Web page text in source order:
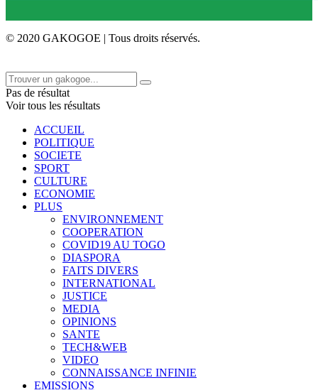
© 2020 GAKOGOE | Tous droits réservés.
Pas de résultat
Voir tous les résultats
ACCUEIL
POLITIQUE
SOCIETE
SPORT
CULTURE
ECONOMIE
PLUS
ENVIRONNEMENT
COOPERATION
COVID19 AU TOGO
DIASPORA
FAITS DIVERS
INTERNATIONAL
JUSTICE
MEDIA
OPINIONS
SANTE
TECH&WEB
VIDEO
CONNAISSANCE INFINIE
EMISSIONS